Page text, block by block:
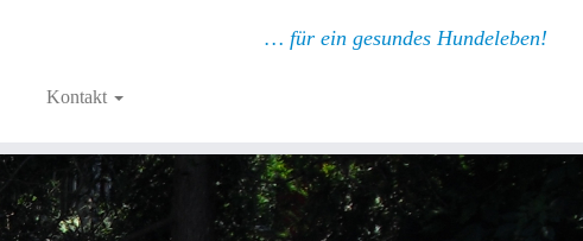
… für ein gesundes Hundeleben!
Kontakt